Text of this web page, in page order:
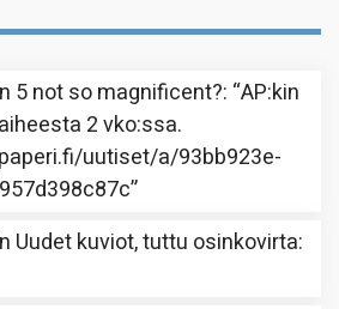
5 not so magnificent?: “AP:kin
2 vko:ssa.
uutiset/a/93bb923e-
”
Uudet kuviot, tuttu osinkovirta: